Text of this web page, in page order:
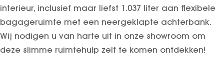
SEAL U DM-I
BYD SEAL 6 DM-I
SEAL 6 DM-I TOURING
SEALION 7
interieur, inclusief maar liefst 1.037 liter aan flexibele
bagageruimte met een neergeklapte achterbank.
Wij nodigen u van harte uit in onze showroom om
deze slimme ruimtehulp zelf te komen ontdekken!